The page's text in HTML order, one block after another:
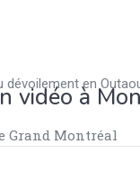
vidéo à
Grand Montréal
en